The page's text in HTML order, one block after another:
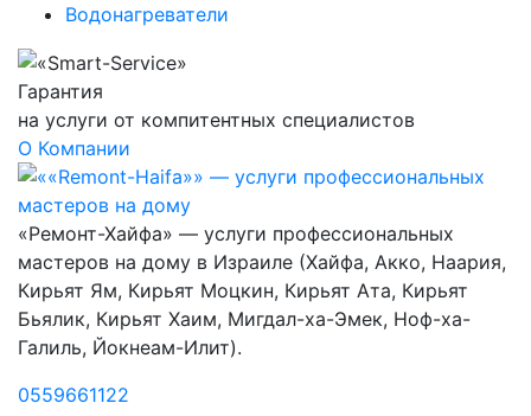
Водонагреватели
Гарантия
на услуги от компитентных специалистов
О Компании
«Ремонт-Хайфа» — услуги профессиональных
мастеров на дому в Израиле (Хайфа, Акко, Наария,
Кирьят Ям, Кирьят Моцкин, Кирьят Ата, Кирьят
Бьялик, Кирьят Хаим, Мигдал-ха-Эмек, Ноф-ха-
Галиль, Йокнеам-Илит).
0559661122